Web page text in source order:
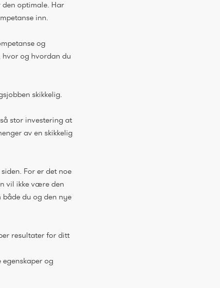
optimale. Har
inn.
og
hvor og hvordan du
skikkelig.
stor investering at
av en skikkelig
For er det noe
vil ikke være den
du og den nye
resultater for ditt
og